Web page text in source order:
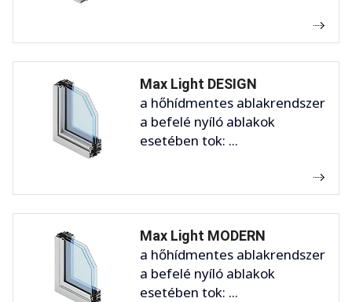
Max Light DESIGN
a hőhídmentes ablakrendszer
a befelé nyíló ablakok
esetében tok: ...
Max Light MODERN
a hőhídmentes ablakrendszer
a befelé nyíló ablakok
esetében tok: ...